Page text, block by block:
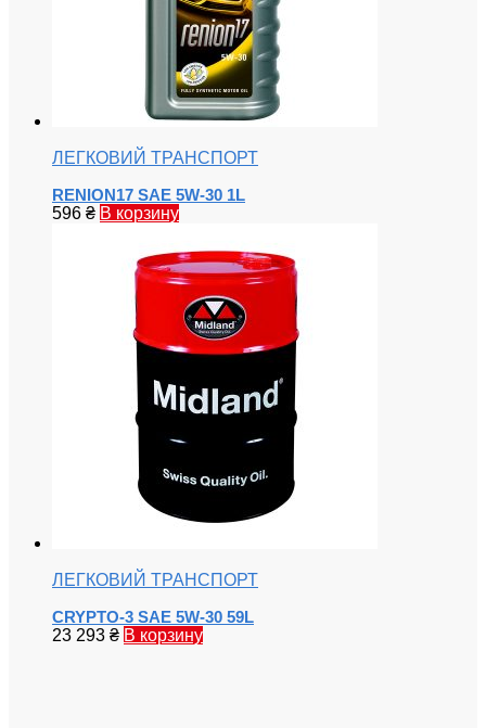
ЛЕГКОВИЙ ТРАНСПОРТ
RENION17 SAE 5W-30 1L
596 ₴ В корзину
ЛЕГКОВИЙ ТРАНСПОРТ
CRYPTO-3 SAE 5W-30 59L
23 293 ₴ В корзину